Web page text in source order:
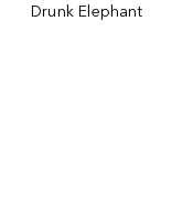
Drunk Elephant